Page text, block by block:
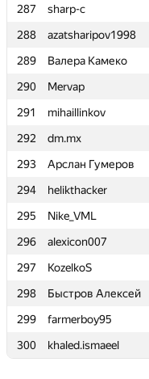
287
sharp-c
288
azatsharipov1998
289
Валера Камеко
290
Mervap
291
mihaillinkov
292
dm.mx
293
Арслан Гумеров
294
helikthacker
295
Nike_VML
296
alexicon007
297
KozelkoS
298
Быстров Алексей
299
farmerboy95
300
khaled.ismaeel
287
sharp-c
288
azatsharipov1998
289
Валера Камеко
290
Mervap
291
mihaillinkov
292
dm.mx
293
Арслан Гумеров
294
helikthacker
295
Nike_VML
296
alexicon007
297
KozelkoS
298
Быстров Алексей
299
farmerboy95
300
khaled.ismaeel